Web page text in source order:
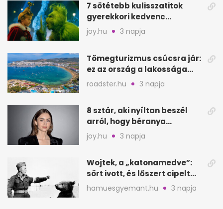
7 sötétebb kulisszatitok
gyerekkori kedvenc
filmjeinkről a Joy szerint
joy.hu 3 napja
Tömegturizmus csúcsra jár:
ez az ország a lakossága
kétszeresét fogadja
roadster.hu 3 napja
8 sztár, aki nyíltan beszél
arról, hogy béranya
segítette a családalapítást
joy.hu 3 napja
Wojtek, a „katonamedve”:
sört ivott, és lőszert cipelt
Monte Cassinónál
hamuesgyemant.hu 3 napja